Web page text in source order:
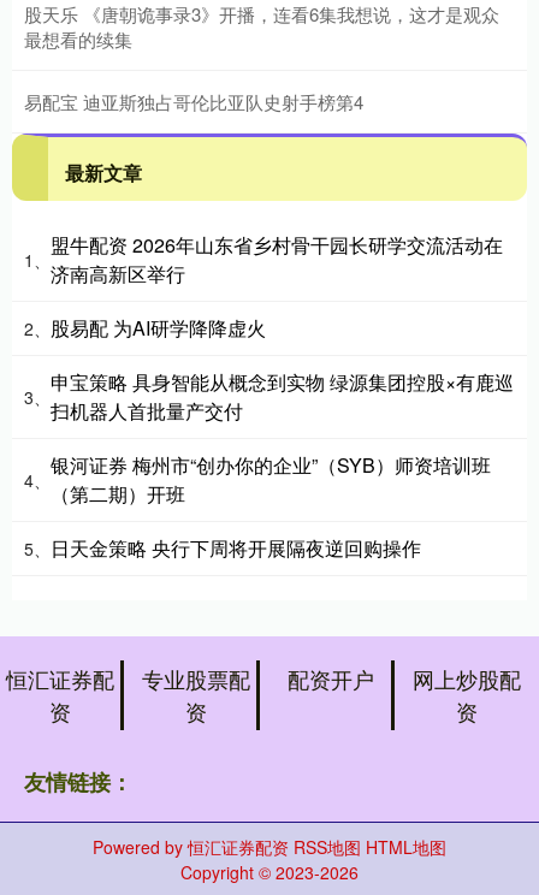
股天乐 《唐朝诡事录3》开播，连看6集我想说，这才是观众
最想看的续集
易配宝 迪亚斯独占哥伦比亚队史射手榜第4
最新文章
1、
盟牛配资 2026年山东省乡村骨干园长研学交流活动在
济南高新区举行
2、 股易配 为AI研学降降虚火
3、
申宝策略 具身智能从概念到实物 绿源集团控股×有鹿巡
扫机器人首批量产交付
4、
银河证券 梅州市“创办你的企业”（SYB）师资培训班
（第二期）开班
5、 日天金策略 央行下周将开展隔夜逆回购操作
恒汇证券配
资
专业股票配
资
配资开户
网上炒股配
资
友情链接：
Powered by恒汇证券配资 RSS地图 HTML地图
Copyright © 2023-2026